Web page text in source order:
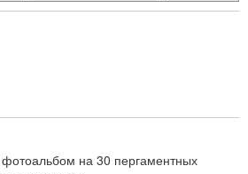
на 30 пергаментных